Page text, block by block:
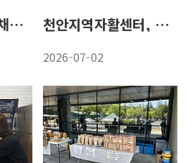
배움과 힐링으로 채운 ‘자립의 힘 천안지역자활센터, 교육과 힐링으로 참여주민 역량 강화
2026-07-02